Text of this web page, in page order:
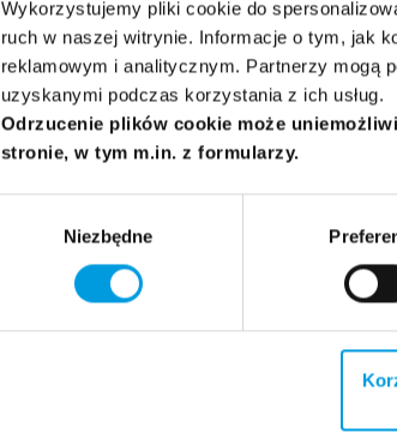
Wykorzystujemy pliki cookie do
ruch w naszej witrynie. Informacje o tym, jak
reklamowym i analitycznym. Partnerzy mogą
uzyskanymi podczas korzystania z ich usług.
Odrzucenie plików cookie może
stronie, w tym m.in. z formularzy.
Niezbędne